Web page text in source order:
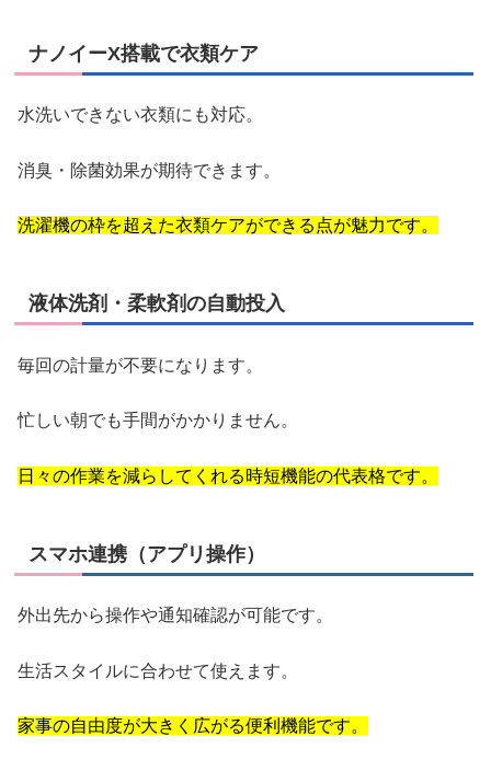
ナノイーX搭載で衣類ケア
水洗いできない衣類にも対応。
消臭・除菌効果が期待できます。
洗濯機の枠を超えた衣類ケアができる点が魅力です。
液体洗剤・柔軟剤の自動投入
毎回の計量が不要になります。
忙しい朝でも手間がかかりません。
日々の作業を減らしてくれる時短機能の代表格です。
スマホ連携（アプリ操作）
外出先から操作や通知確認が可能です。
生活スタイルに合わせて使えます。
家事の自由度が大きく広がる便利機能です。